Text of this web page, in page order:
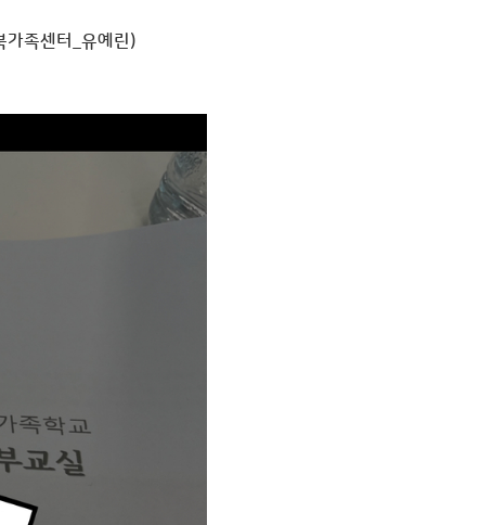
족센터_유예린)